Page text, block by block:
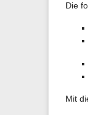
Die
Mit